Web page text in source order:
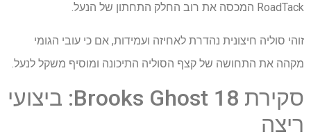
RoadTack המכסה את רוב החלק התחתון של הנעל.
זוהי סוליה חיצונית נהדרת לאחיזה ועמידות, אם כי עובי הגומי
מקהה את התחושה של קצף הסוליה התיכונה ומוסיף משקל לנעל.
סקירת Brooks Ghost 18: ביצועי
ריצה